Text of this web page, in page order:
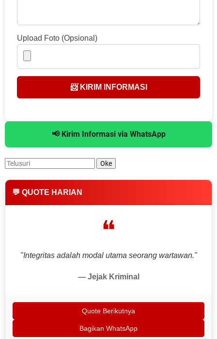
Upload Foto (Opsional)
📨 KIRIM INFORMASI
📢 Kirim Informasi via WhatsApp
💬 QUOTE HARIAN
❝
"Integritas adalah modal utama seorang wartawan."
— Jejak Kriminal
Quote Berikutnya
Bagikan WhatsApp